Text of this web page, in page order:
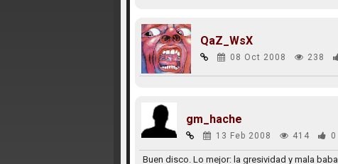
QaZ_WsX
08 Oct 2008 238
gm_hache
13 Feb 2008 414 0
Buen disco. Lo mejor: la gresividad y mala